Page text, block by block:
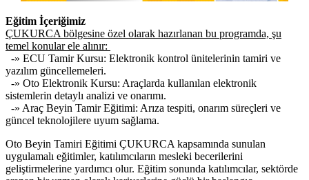
Eğitim İçeriğimiz
ÇUKURCA bölgesine özel olarak hazırlanan bu programda, şu
temel konular ele alınır:
-» ECU Tamir Kursu: Elektronik kontrol ünitelerinin tamiri ve
yazılım güncellemeleri.
-» Oto Elektronik Kursu: Araçlarda kullanılan elektronik
sistemlerin detaylı analizi ve onarımı.
-» Araç Beyin Tamir Eğitimi: Arıza tespiti, onarım süreçleri ve
güncel teknolojilere uyum sağlama.
Oto Beyin Tamiri Eğitimi ÇUKURCA kapsamında sunulan
uygulamalı eğitimler, katılımcıların mesleki becerilerini
geliştirmelerine yardımcı olur. Eğitim sonunda katılımcılar, sektörde